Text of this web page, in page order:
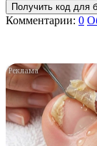
Получить код для
Комментарии: 0